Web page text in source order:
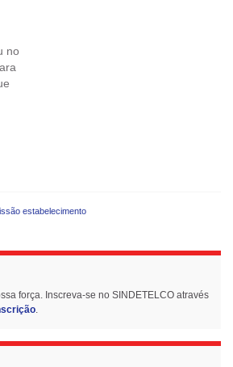
no
estabelecimento
força. Inscreva-se no SINDETELCO através
.